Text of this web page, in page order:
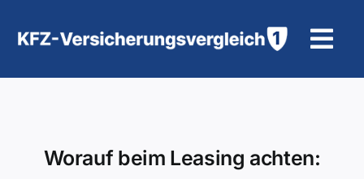
Inhalt
Worauf beim Leasing achten: